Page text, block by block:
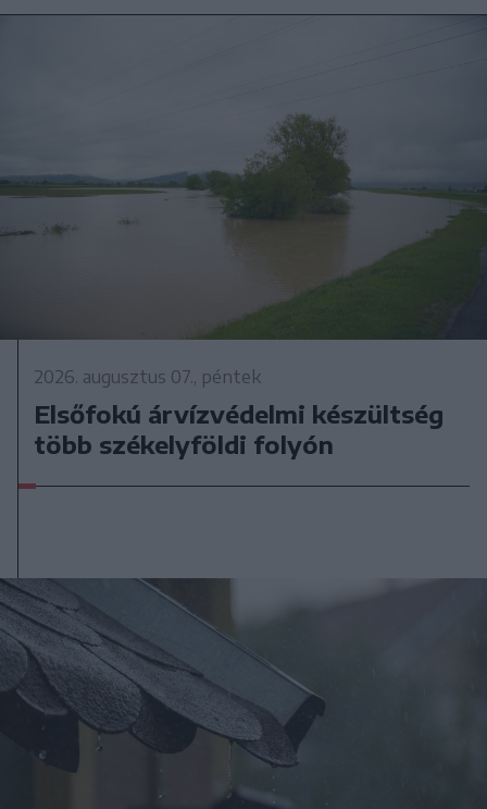
2026. augusztus 07., péntek
Elsőfokú árvízvédelmi készültség
több székelyföldi folyón